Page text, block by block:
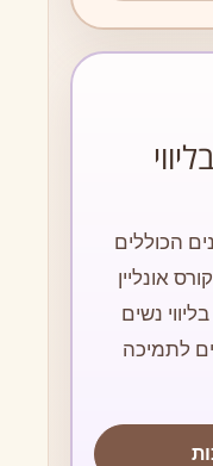
הכוללים
אונליין
נשים
לתמיכה